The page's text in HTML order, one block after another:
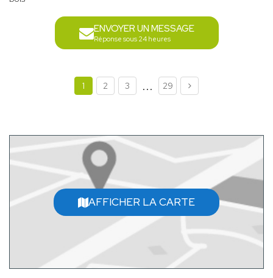
ENVOYER UN MESSAGE
Réponse sous 24 heures
1 2 3 ... 29
AFFICHER LA CARTE